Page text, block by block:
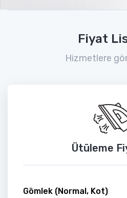
Fiyat
Hizmetlere
Ütüleme
Gömlek (Normal, Kot)